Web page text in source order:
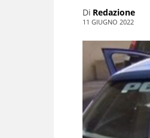
Di Redazione
11 GIUGNO 2022